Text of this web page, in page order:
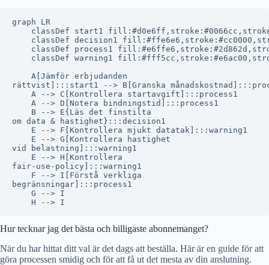
graph LR
classDef start1
classDef decision1
classDef process1
classDef warning1
    A[Jämför erbjudanden
rättvist]:::start1 --> B[Granska
    A --> C[Kontrollera startavgift]:::process1
    A --> D[Notera bindningstid]:::process1
    B --> E{Läs det finstilta
om data & hastighet}:::decision1
    E --> F[Kontrollera mjukt datatak]:::warning1
    E --> G[Kontrollera hastighet
vid belastning]:::warning1
    E --> H[Kontrollera
fair-use-policy]:::warning1
    F --> I[Förstå verkliga
begränsningar]:::process1
    G --> I
Hur tecknar jag det bästa och billigaste abonnemanget?
När du har hittat ditt val är det dags att beställa. Här är en guide för att
göra processen smidig och för att få ut det mesta av din anslutning.